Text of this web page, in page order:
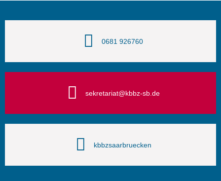
0681 926760
sekretariat@kbbz-sb.de
kbbzsaarbruecken